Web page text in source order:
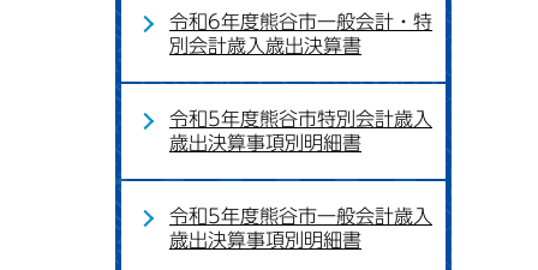
令和6年度熊谷市一般会計・特
別会計歳入歳出決算書
令和5年度熊谷市特別会計歳入
歳出決算事項別明細書
令和5年度熊谷市一般会計歳入
歳出決算事項別明細書